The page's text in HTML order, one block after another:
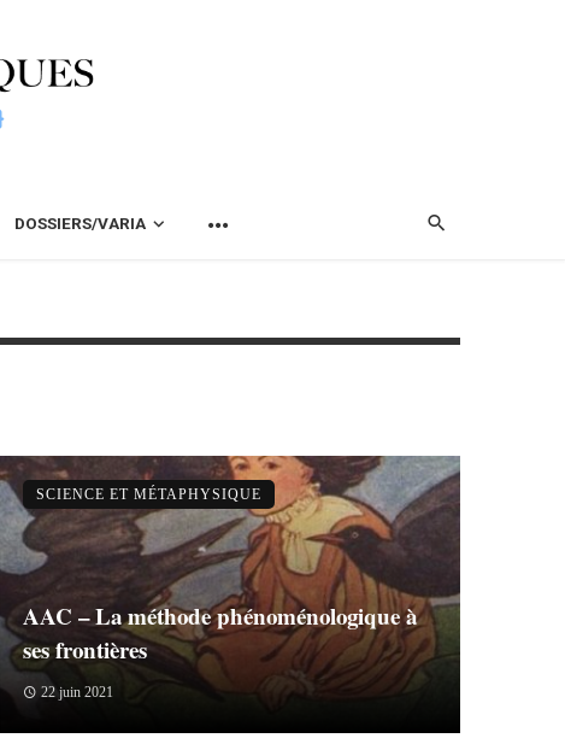
DOSSIERS/VARIA
AAC – La méthode phénoménologique à
ses frontières
22 juin 2021
SCIENCE ET MÉTAPHYSIQUE